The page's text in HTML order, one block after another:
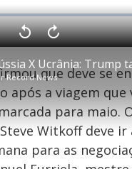
P
l
a
Record News
V
a
r
0
e
g
n
d
s
A
n
a
1
e
u
n
o
que deve se
após a viagem que
para maio.
Witkoff deve ir
para as